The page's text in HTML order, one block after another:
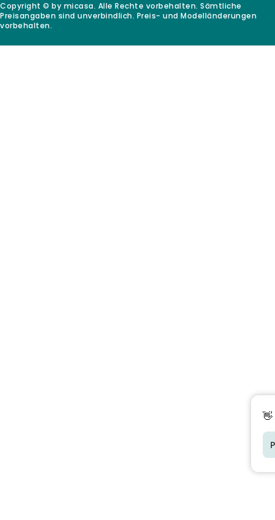
Copyright © by micasa. Alle Rechte vorbehalten. Sämtliche
Preisangaben sind unverbindlich. Preis- und Modelländerungen
vorbehalten.